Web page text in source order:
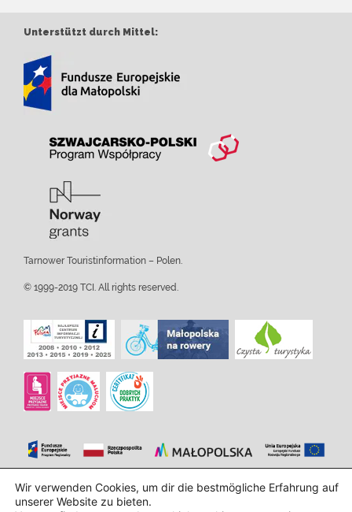
Unterstützt durch Mittel:
Tarnower Touristinformation – Polen.
© 1999-2019 TCI. All rights reserved.
Design und Implementierung: InTechHouse.com
Wir verwenden Cookies, um dir die bestmögliche Erfahrung auf
unserer Website zu bieten.